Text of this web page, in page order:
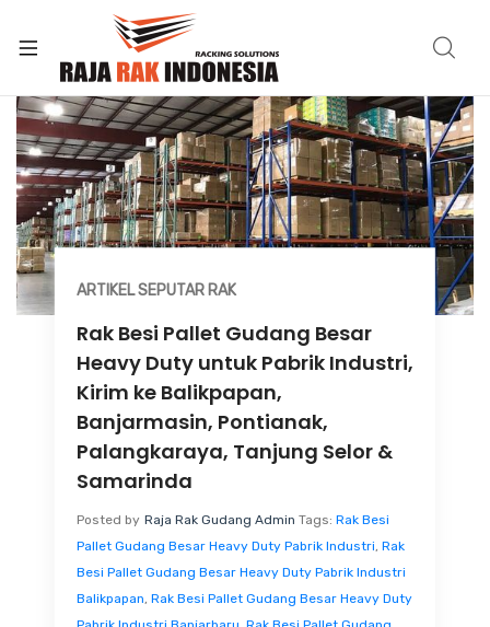
ARTIKEL SEPUTAR RAK
Rak Besi Pallet Gudang Besar
Heavy Duty untuk Pabrik Industri,
Kirim ke Balikpapan,
Banjarmasin, Pontianak,
Palangkaraya, Tanjung Selor &
Samarinda
Posted by Raja Rak Gudang Admin Tags: Rak Besi
Pallet Gudang Besar Heavy Duty Pabrik Industri, Rak
Besi Pallet Gudang Besar Heavy Duty Pabrik Industri
Balikpapan, Rak Besi Pallet Gudang Besar Heavy Duty